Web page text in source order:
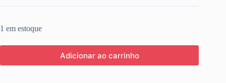
1 em estoque
Adicionar ao carrinho